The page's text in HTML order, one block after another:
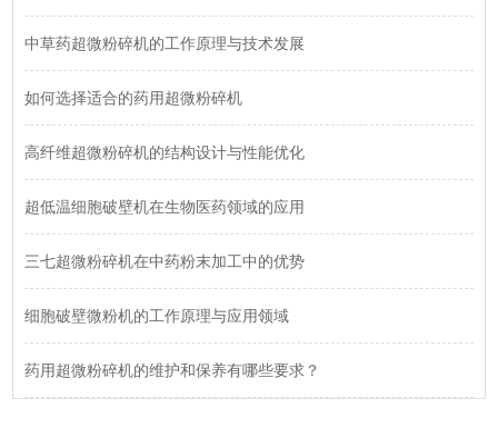
中草药超微粉碎机的工作原理与技术发展
如何选择适合的药用超微粉碎机
高纤维超微粉碎机的结构设计与性能优化
超低温细胞破壁机在生物医药领域的应用
三七超微粉碎机在中药粉末加工中的优势
细胞破壁微粉机的工作原理与应用领域
药用超微粉碎机的维护和保养有哪些要求？